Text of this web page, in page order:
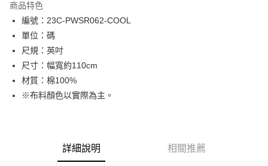
Apple Pay
街口支付
Google Pay
大哥付你分期
相關說明
流程，驗證手機門號後，選擇欲分期的期數、繳款截止日，確認付款後即完
【關於「AFTEE先享後付」】
AFTEE先享後付是「在收到商品之後才付款」的支付方式。 讓您購物簡單
商品特色
編號：23C-PWSR062-COOL
單位：碼
尺規：英吋
尺寸：幅寬約110cm
材質：棉100%
※布料顏色以實際為主。
詳細說明 相關推薦